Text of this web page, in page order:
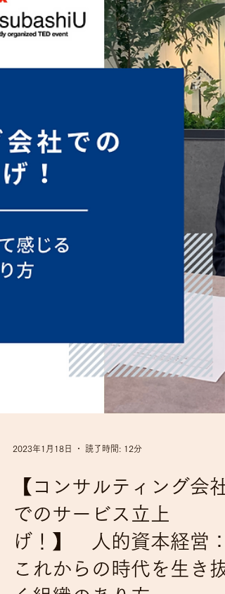
2023年1月18日 読了時間: 12分
【コンサルティング会社
でのサービス立上